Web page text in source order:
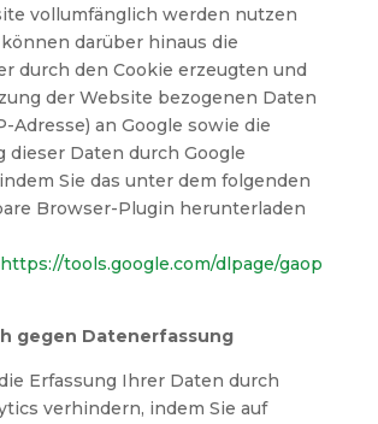
vollumfänglich werden nutzen
darüber hinaus die
durch den Cookie erzeugten und
der Website bezogenen Daten
Adresse) an Google sowie die
dieser Daten durch Google
Sie das unter dem folgenden
Browser-Plugin herunterladen
https://tools.google.com/dlpage/gaop
gegen Datenerfassung
Erfassung Ihrer Daten durch
verhindern, indem Sie auf